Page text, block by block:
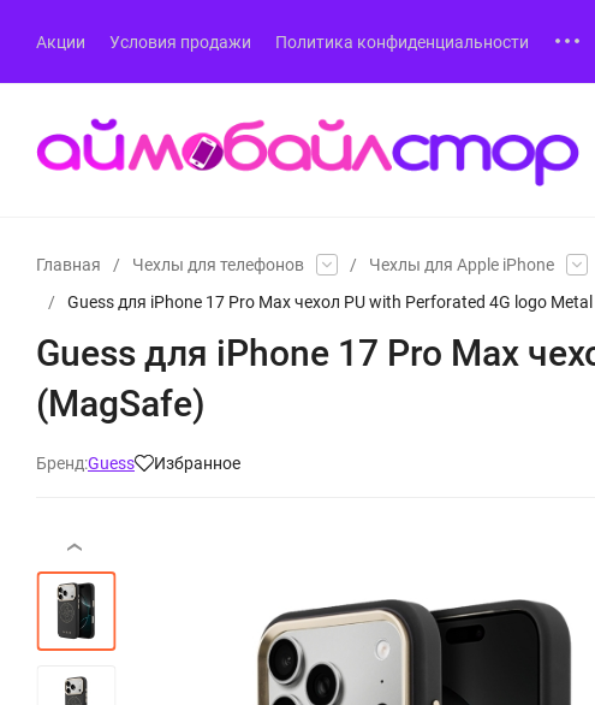
Акции Условия продажи Политика конфиденциальности
Главная / Чехлы для телефонов / Чехлы для Apple iPhone
/
Guess для iPhone 17 Pro Max чехол PU with Perforated 4G logo
Guess для iPhone 17 Pro Max
(MagSafe)
Бренд:Guess Избранное
‹